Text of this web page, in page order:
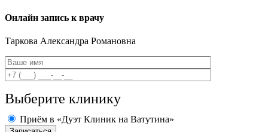
Онлайн запись к врачу
Таркова Александра Романовна
Выберите клинику
Приём в «Дуэт Клиник на Ватутина»